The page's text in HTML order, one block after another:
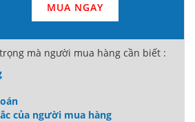
MUA NGAY
mà người mua hàng cần biết :
của người mua hàng